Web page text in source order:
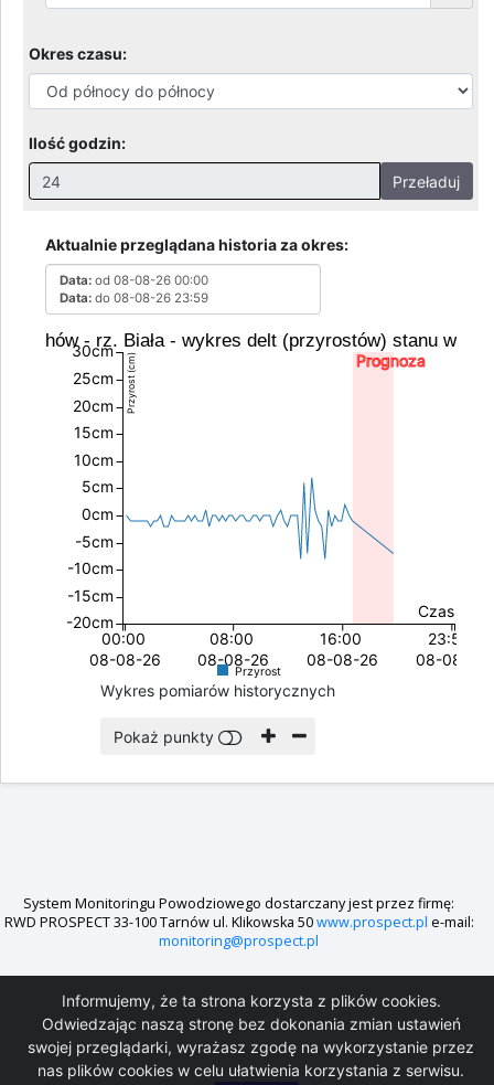
Informujemy, że ta strona korzysta z plików cookies.
Odwiedzając naszą stronę bez dokonania zmian ustawień
swojej przeglądarki, wyrażasz zgodę na wykorzystanie przez
nas plików cookies w celu ułatwienia korzystania z serwisu.
Okres czasu:
Ilość godzin:
Przeładuj
Godziny: 1-168, Dni: 1-30, Miesiące: 1 - 2
Aktualnie przeglądana historia za okres:
Data: od 08-08-26 00:00
Data: do 08-08-26 23:59
Prognoza
Czas
00:00
08-08-26
08:00
08-08-26
16:00
08-08-26
23:59
08-08-26
Przyrost (cm)
-20cm
-15cm
-10cm
-5cm
0cm
5cm
10cm
15cm
20cm
25cm
30cm
Przyrost
Tuchów - rz. Biała - wykres delt (przyrostów) stanu wody
Wykres pomiarów historycznych
Pokaż punkty
System Monitoringu Powodziowego dostarczany jest przez firmę:
RWD PROSPECT 33-100 Tarnów ul. Klikowska 50www.prospect.pl e-mail:
monitoring@prospect.pl
Layout zgodny z WCAG wykonała firmaWEBimpuls.pl